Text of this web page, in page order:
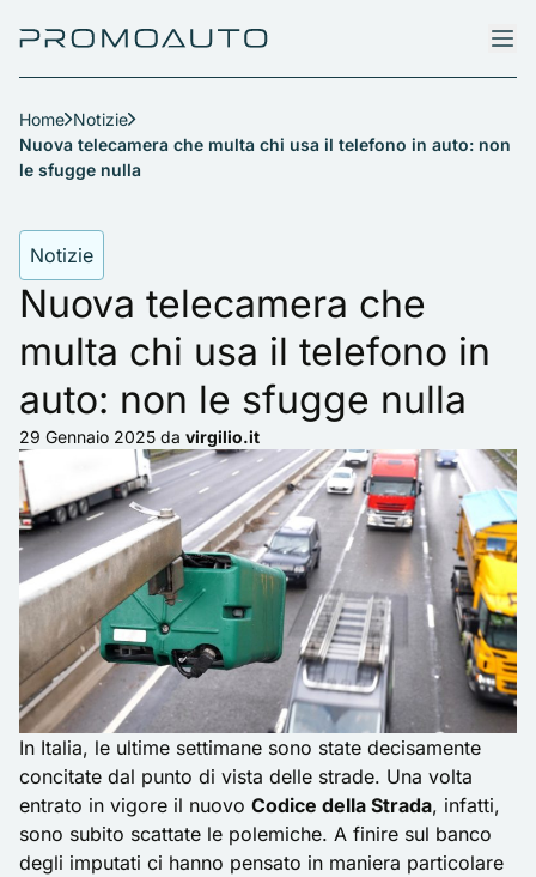
Home Notizie
Nuova telecamera che multa chi usa il telefono in auto: non
le sfugge nulla
Notizie
Nuova telecamera che
multa chi usa il telefono in
auto: non le sfugge nulla
29 Gennaio 2025 da virgilio.it
In Italia, le ultime settimane sono state decisamente
concitate dal punto di vista delle strade. Una volta
entrato in vigore il nuovo Codice della Strada, infatti,
sono subito scattate le polemiche. A finire sul banco
degli imputati ci hanno pensato in maniera particolare